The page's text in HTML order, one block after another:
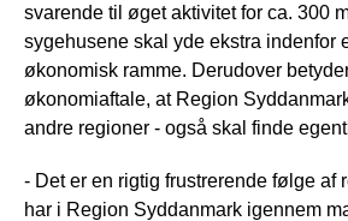
svarende til øget aktivitet for ca. 300
sygehusene skal yde ekstra indenfor
økonomisk ramme. Derudover
økonomiaftale, at Region
andre regioner - også skal finde
- Det er en rigtig frustrerende følge af
har i Region Syddanmark igennem